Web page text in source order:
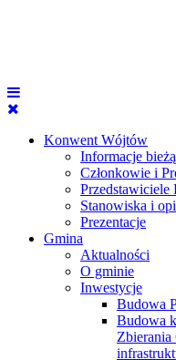
Konwent Wójtów
Informacje
Członkowie i
Przedstawiciele
Stanowiska i
Prezentacje
Gmina
Aktualności
O gminie
Inwestycje
Budowa
Budowa